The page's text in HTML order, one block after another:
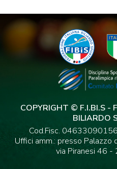
COPYRIGHT © F.I.BI.S -
BILIARDO
Cod.Fisc.
Uffici amm.: presso Palazzo
via Piranesi 46